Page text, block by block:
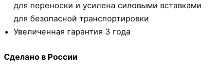
для переноски и усилена силовыми вставками
для безопасной транспортировки
Увеличенная гарантия 3 года
Сделано в России